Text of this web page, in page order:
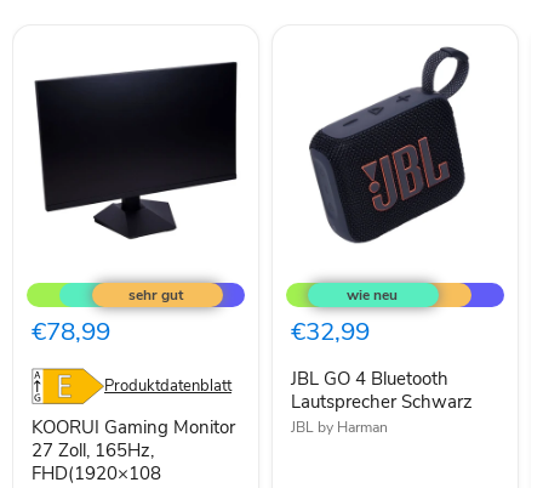
Gaming
Monitor
27
Zoll,
165Hz,
FHD(1920×108
€78,99
Produktdatenblatt
KOORUI Gaming Monitor
27 Zoll, 165Hz,
FHD(1920×108
GO
4
Bluetooth
Lautsprecher
€32,99
JBL GO 4 Bluetooth
Lautsprecher Schwarz
JBL by Harman